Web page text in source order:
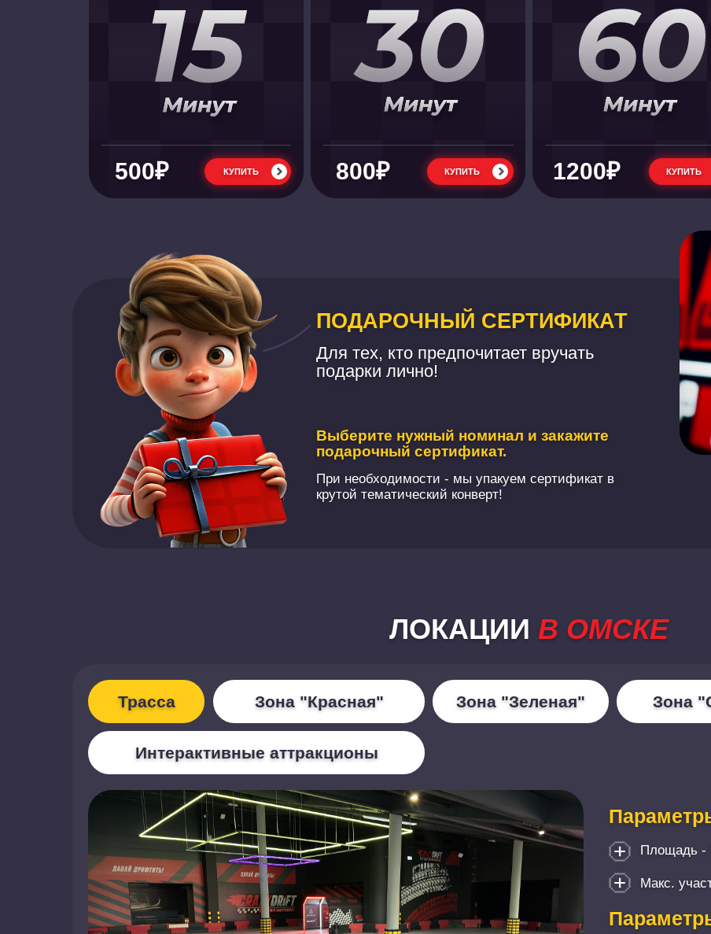
500₽ 800₽ 1200₽ КУПИТЬ
КУПИТЬ
КУПИТЬ
При необходимости - мы упакуем сертификат в
крутой тематический конверт!
Выберите нужный номинал и закажите
подарочный сертификат.
Для тех, кто предпочитает вручать
подарки лично!
ПОДАРОЧНЫЙ СЕРТИФИКАТ
ЛОКАЦИИ В ОМСКЕ
Площадь -
Интерактивные аттракционы
Трасса
Макс.
Зона "Зеленая" Зона
Зона "Красная"